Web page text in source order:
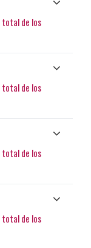
total de los
total de los
total de los
total de los